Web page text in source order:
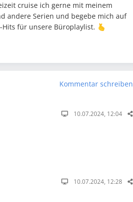
cruise ich gerne mit meinem
andere Serien und begebe mich auf
für unsere Büroplaylist. 🫰
Kommentar schreiben
10.07.2024, 12:04
10.07.2024, 12:28